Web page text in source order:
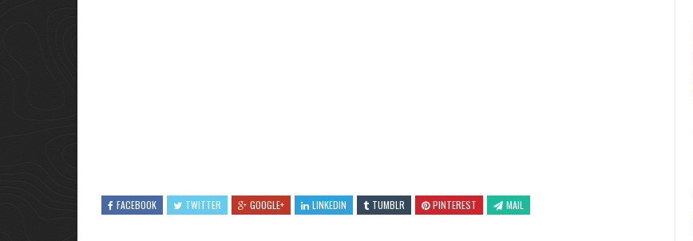
FACEBOOK TWITTER GOOGLE+ LINKEDIN TUMBLR PINTEREST MAIL